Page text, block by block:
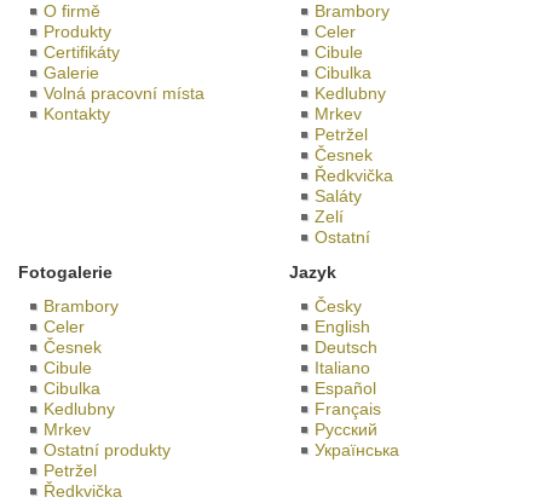
O firmě
Produkty
Certifikáty
Galerie
Volná pracovní místa
Kontakty
Brambory
Celer
Cibule
Cibulka
Kedlubny
Mrkev
Petržel
Česnek
Ředkvička
Saláty
Zelí
Ostatní
Fotogalerie
Brambory
Celer
Česnek
Cibule
Cibulka
Kedlubny
Mrkev
Ostatní produkty
Petržel
Ředkvička
Jazyk
Česky
English
Deutsch
Italiano
Español
Français
Русский
Українська